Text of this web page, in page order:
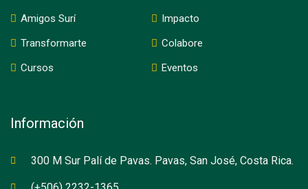
Amigos Surí
Impacto
Transformarte
Colabore
Cursos
Eventos
Información
300 M Sur Palí de Pavas. Pavas, San José, Costa Rica.